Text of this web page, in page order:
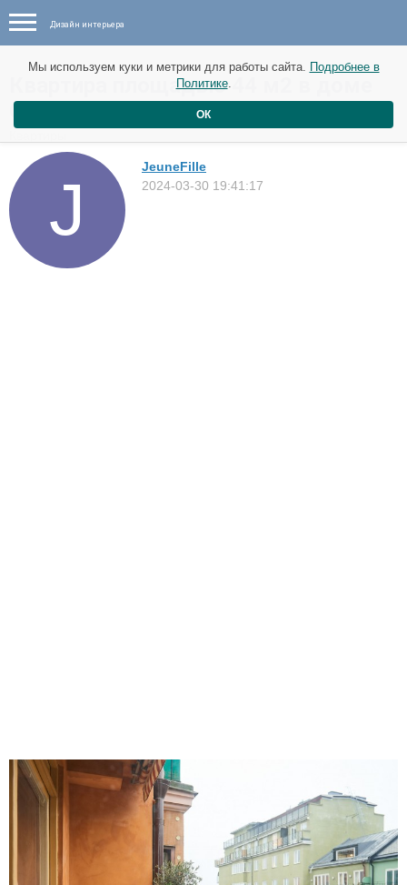
Дизайн интерьера
Квартира площадью 44 м2 в доме
Collective House в Стокгольме
JeuneFille
2024-03-30 19:41:17
Мы используем куки и метрики для работы сайта. Подробнее в
Политике.
ОК